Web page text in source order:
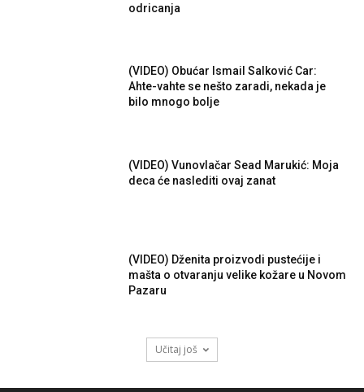
odricanja
(VIDEO) Obućar Ismail Salković Car:
Ahte-vahte se nešto zaradi, nekada je
bilo mnogo bolje
(VIDEO) Vunovlačar Sead Marukić: Moja
deca će naslediti ovaj zanat
(VIDEO) Dženita proizvodi pustećije i
mašta o otvaranju velike kožare u Novom
Pazaru
Učitaj još